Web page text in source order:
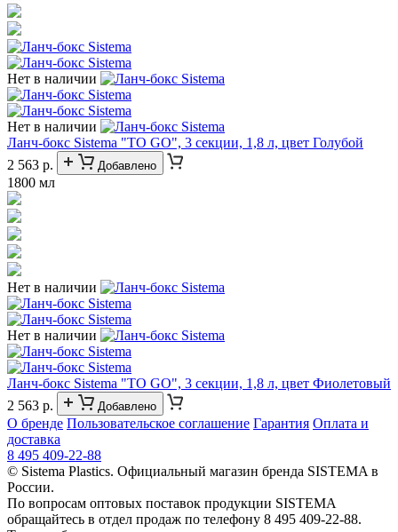
Нет в наличии
Нет в наличии
Ланч-бокс Sistema "TO GO", 3 секции, 1,8 л, цвет Голубой
2 563 р.
Добавлено
1800 мл
Нет в наличии
Нет в наличии
Ланч-бокс Sistema "TO GO", 3 секции, 1,8 л, цвет Фиолетовый
2 563 р.
Добавлено
О бренде Пользовательское соглашение Гарантия Оплата и
доставка
8 495 409-22-88
© Sistema Plastics. Официальный магазин бренда SISTEMA в
России.
По вопросам оптовых поставок продукции SISTEMA
обращайтесь в отдел продаж по телефону 8 495 409-22-88.